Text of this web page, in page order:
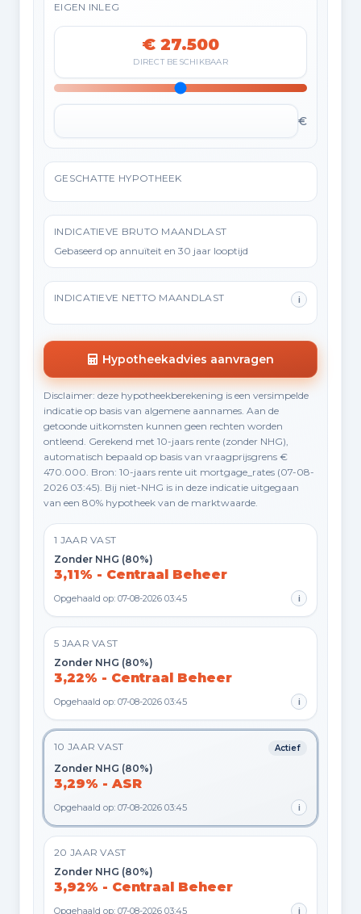
EIGEN INLEG
€ 27.500
DIRECT BESCHIKBAAR
€
GESCHATTE HYPOTHEEK
INDICATIEVE BRUTO MAANDLAST
Gebaseerd op annuïteit en 30 jaar looptijd
INDICATIEVE NETTO MAANDLAST i
Hypotheekadvies aanvragen
Disclaimer: deze hypotheekberekening is een versimpelde
indicatie op basis van algemene aannames. Aan de
getoonde uitkomsten kunnen geen rechten worden
ontleend. Gerekend met 10-jaars rente (zonder NHG),
automatisch bepaald op basis van vraagprijsgrens €
470.000. Bron: 10-jaars rente uit mortgage_rates (07-08-
2026 03:45). Bij niet-NHG is in deze indicatie uitgegaan
van een 80% hypotheek van de marktwaarde.
1 JAAR VAST
Zonder NHG (80%)
3,11% - Centraal Beheer
Opgehaald op: 07-08-2026 03:45 i
5 JAAR VAST
Zonder NHG (80%)
3,22% - Centraal Beheer
Opgehaald op: 07-08-2026 03:45 i
10 JAAR VAST Actief
Zonder NHG (80%)
3,29% - ASR
Opgehaald op: 07-08-2026 03:45 i
20 JAAR VAST
Zonder NHG (80%)
3,92% - Centraal Beheer
Opgehaald op: 07-08-2026 03:45 i